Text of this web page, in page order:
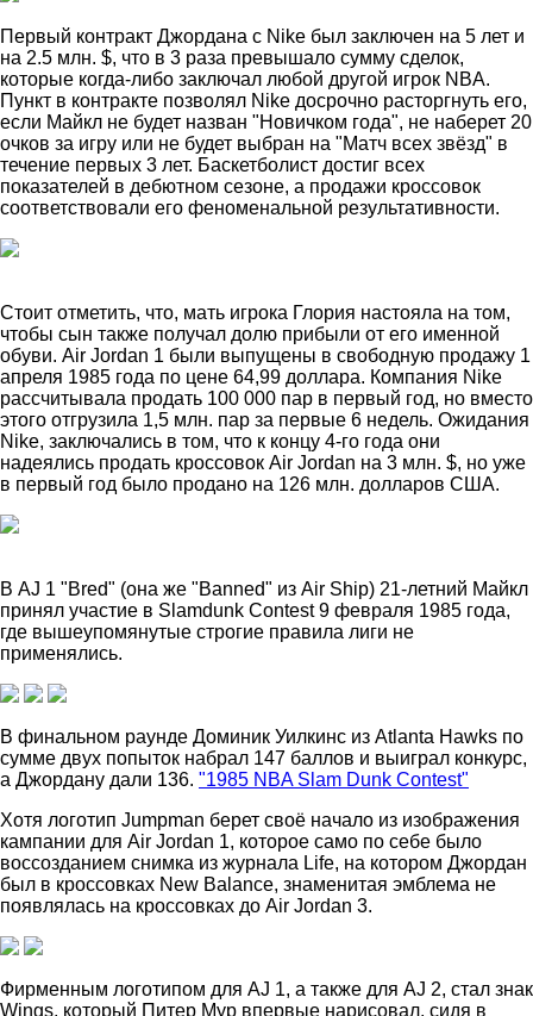
Первый контракт Джордана с Nike был заключен на 5 лет и
на 2.5 млн. $, что в 3 раза превышало сумму сделок,
которые когда-либо заключал любой другой игрок NBA.
Пункт в контракте позволял Nike досрочно расторгнуть его,
если Майкл не будет назван "Новичком года", не наберет 20
очков за игру или не будет выбран на "Матч всех звёзд" в
течение первых 3 лет. Баскетболист достиг всех
показателей в дебютном сезоне, а продажи кроссовок
соответствовали его феноменальной результативности.
Стоит отметить, что, мать игрока Глория настояла на том,
чтобы сын также получал долю прибыли от его именной
обуви. Air Jordan 1 были выпущены в свободную продажу 1
апреля 1985 года по цене 64,99 доллара. Компания Nike
рассчитывала продать 100 000 пар в первый год, но вместо
этого отгрузила 1,5 млн. пар за первые 6 недель. Ожидания
Nike, заключались в том, что к концу 4-го года они
надеялись продать кроссовок Air Jordan на 3 млн. $, но уже
в первый год было продано на 126 млн. долларов США.
В AJ 1 "Bred" (она же "Banned" из Air Ship) 21-летний Майкл
принял участие в Slamdunk Contest 9 февраля 1985 года,
где вышеупомянутые строгие правила лиги не
применялись.
В финальном раунде Доминик Уилкинс из Atlanta Hawks по
сумме двух попыток набрал 147 баллов и выиграл конкурс,
а Джордану дали 136. "1985 NBA Slam Dunk Contest"
Хотя логотип Jumpman берет своё начало из изображения
кампании для Air Jordan 1, которое само по себе было
воссозданием снимка из журнала Life, на котором Джордан
был в кроссовках New Balance, знаменитая эмблема не
появлялась на кроссовках до Air Jordan 3.
Фирменным логотипом для AJ 1, а также для AJ 2, стал знак
Wings, который Питер Мур впервые нарисовал, сидя в